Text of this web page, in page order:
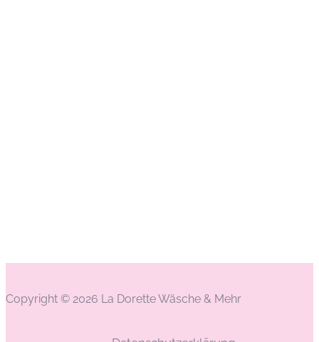
Copyright © 2026 La Dorette Wäsche & Mehr